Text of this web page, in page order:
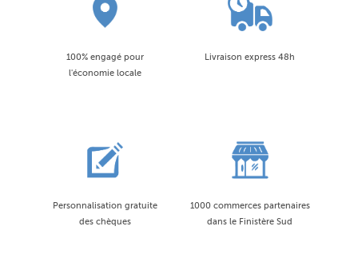
100% engagé pour
l'économie locale
Livraison express 48h
Personnalisation gratuite
des chèques
1000 commerces partenaires
dans le Finistère Sud